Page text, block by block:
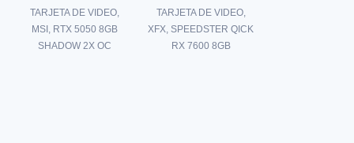
TARJETA DE VIDEO,
MSI, RTX 5050 8GB
SHADOW 2X OC
TARJETA DE VIDEO,
XFX, SPEEDSTER QICK
RX 7600 8GB